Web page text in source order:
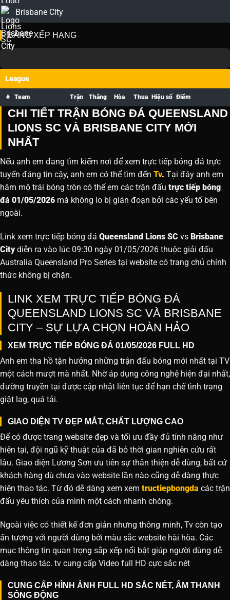
Brisbane City
BẢNG XẾP HẠNG
League
# Team Trận Thắng Hòa Thua Hiệu số Điểm
CHI TIẾT TRẬN BÓNG ĐÁ QUEENSLAND
LIONS SC VÀ BRISBANE CITY MỚI
NHẤT
Nếu anh em đang tìm kiếm nơi để xem trực tiếp bóng đá trực
tuyến đáng tin cậy, anh em có thể tìm đến Tv. Tại đây anh em
hâm mộ trái bóng tròn có thể em các trận đấu trực tiếp bóng
đá 01/05/2026 mà không lo bị gián đoạn bởi các yếu tố bên
ngoài.
Link xem trực tiếp bóng đá Queensland Lions SC vs Brisbane
Citydiễn ra vào lúc 09:30 ngày 01/05/2026 thuộc giải đấu
Australia Queensland Pro Series tại website có trang chủ chính
thức không bị chặn.
LINK XEM TRỰC TIẾP BÓNG ĐÁ
QUEENSLAND LIONS SC VÀ BRISBANE
CITY – SỰ LỰA CHỌN HOÀN HẢO
XEM TRỰC TIẾP BÓNG ĐÁ 01/05/2026 FULL HD
Anh em tha hồ tận hưởng những trận đấu bóng mới nhất tại TV
một cách mượt mà nhất. Nhờ áp dụng công nghệ hiện đại nhất,
đường truyền tại được cập nhật liên tục để hạn chế tình trạng
giật lag, quá tải.
GIAO DIỆN TV ĐẸP MẮT, CHẤT LƯỢNG CAO
Để có được trang website đẹp và tối ưu đầy đủ tính năng như
hiện tại, đội ngũ kỹ thuật của đã bỏ thời gian nghiên cứu rất
lâu. Giao diện Lương Sơn ưu tiên sự thân thiện dễ dùng, bất cứ
khách hàng dù chưa vào website lần nào cũng dễ dàng thực
hiện thao tác. Từ đó dễ dàng xem xem tructiepbongda các trận
đấu yêu thích của mình một cách nhanh chóng.
Ngoài việc có thiết kế đơn giản nhưng thông minh, Tv còn tạo
ấn tượng với người dùng bởi màu sắc website hài hòa. Các
mục thông tin quan trọng sắp xếp nổi bật giúp người dùng dễ
dàng thao tác. tv cung cấp Video full HD cực sắc nét
CUNG CẤP HÌNH ẢNH FULL HD SẮC NÉT, ÂM THANH
SỐNG ĐỘNG